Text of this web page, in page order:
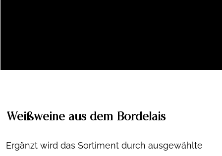
Weißweine aus dem Bordelais
Ergänzt wird das Sortiment durch ausgewählte